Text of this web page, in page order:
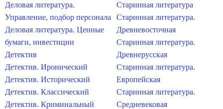
Деловая литература.
Управление, подбор персонала
Деловая литература. Ценные
бумаги, инвестиции
Детектив
Детектив. Иронический
Детектив. Исторический
Детектив. Классический
Детектив. Криминальный
Старинная литература
Старинная литература.
Древневосточная
Старинная литература.
Древнерусская
Старинная литература.
Европейская
Старинная литература.
Средневековая